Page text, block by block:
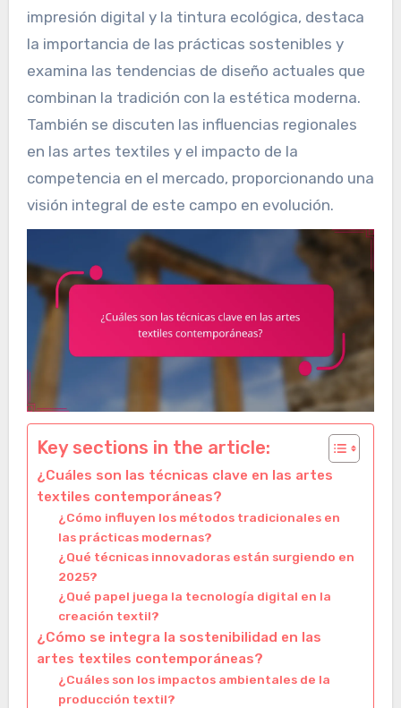
impresión digital y la tintura ecológica, destaca
la importancia de las prácticas sostenibles y
examina las tendencias de diseño actuales que
combinan la tradición con la estética moderna.
También se discuten las influencias regionales
en las artes textiles y el impacto de la
competencia en el mercado, proporcionando una
visión integral de este campo en evolución.
Key sections in the article:
¿Cuáles son las técnicas clave en las artes
textiles contemporáneas?
¿Cómo influyen los métodos tradicionales en
las prácticas modernas?
¿Qué técnicas innovadoras están surgiendo en
2025?
¿Qué papel juega la tecnología digital en la
creación textil?
¿Cómo se integra la sostenibilidad en las
artes textiles contemporáneas?
¿Cuáles son los impactos ambientales de la
producción textil?